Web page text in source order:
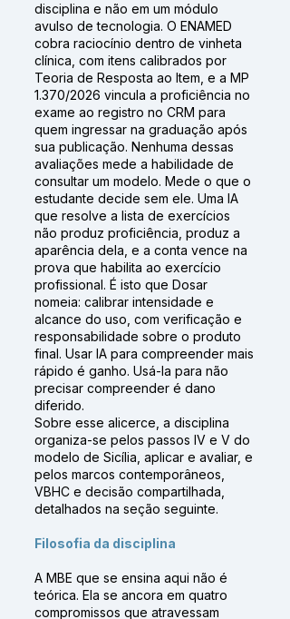
disciplina e não em um módulo
avulso de tecnologia. O ENAMED
cobra raciocínio dentro de vinheta
clínica, com itens calibrados por
Teoria de Resposta ao Item, e a MP
1.370/2026 vincula a proficiência no
exame ao registro no CRM para
quem ingressar na graduação após
sua publicação. Nenhuma dessas
avaliações mede a habilidade de
consultar um modelo. Mede o que o
estudante decide sem ele. Uma IA
que resolve a lista de exercícios
não produz proficiência, produz a
aparência dela, e a conta vence na
prova que habilita ao exercício
profissional. É isto que Dosar
nomeia: calibrar intensidade e
alcance do uso, com verificação e
responsabilidade sobre o produto
final. Usar IA para compreender mais
rápido é ganho. Usá-la para não
precisar compreender é dano
diferido.
Sobre esse alicerce, a disciplina
organiza-se pelos passos IV e V do
modelo de Sicília, aplicar e avaliar, e
pelos marcos contemporâneos,
VBHC e decisão compartilhada,
detalhados na seção seguinte.
Filosofia da disciplina
A MBE que se ensina aqui não é
teórica. Ela se ancora em quatro
compromissos que atravessam